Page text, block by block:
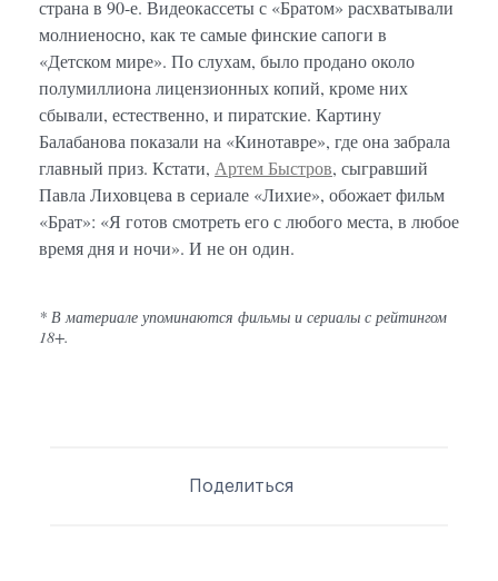
страна в 90-е. Видеокассеты с «Братом» расхватывали
молниеносно, как те самые финские сапоги в
«Детском мире». По слухам, было продано около
полумиллиона лицензионных копий, кроме них
сбывали, естественно, и пиратские. Картину
Балабанова показали на «Кинотавре», где она забрала
главный приз. Кстати, Артем Быстров, сыгравший
Павла Лиховцева в сериале «Лихие», обожает фильм
«Брат»: «Я готов смотреть его с любого места, в любое
время дня и ночи». И не он один.
* В материале упоминаются фильмы и сериалы с рейтингом
18+.
Поделиться